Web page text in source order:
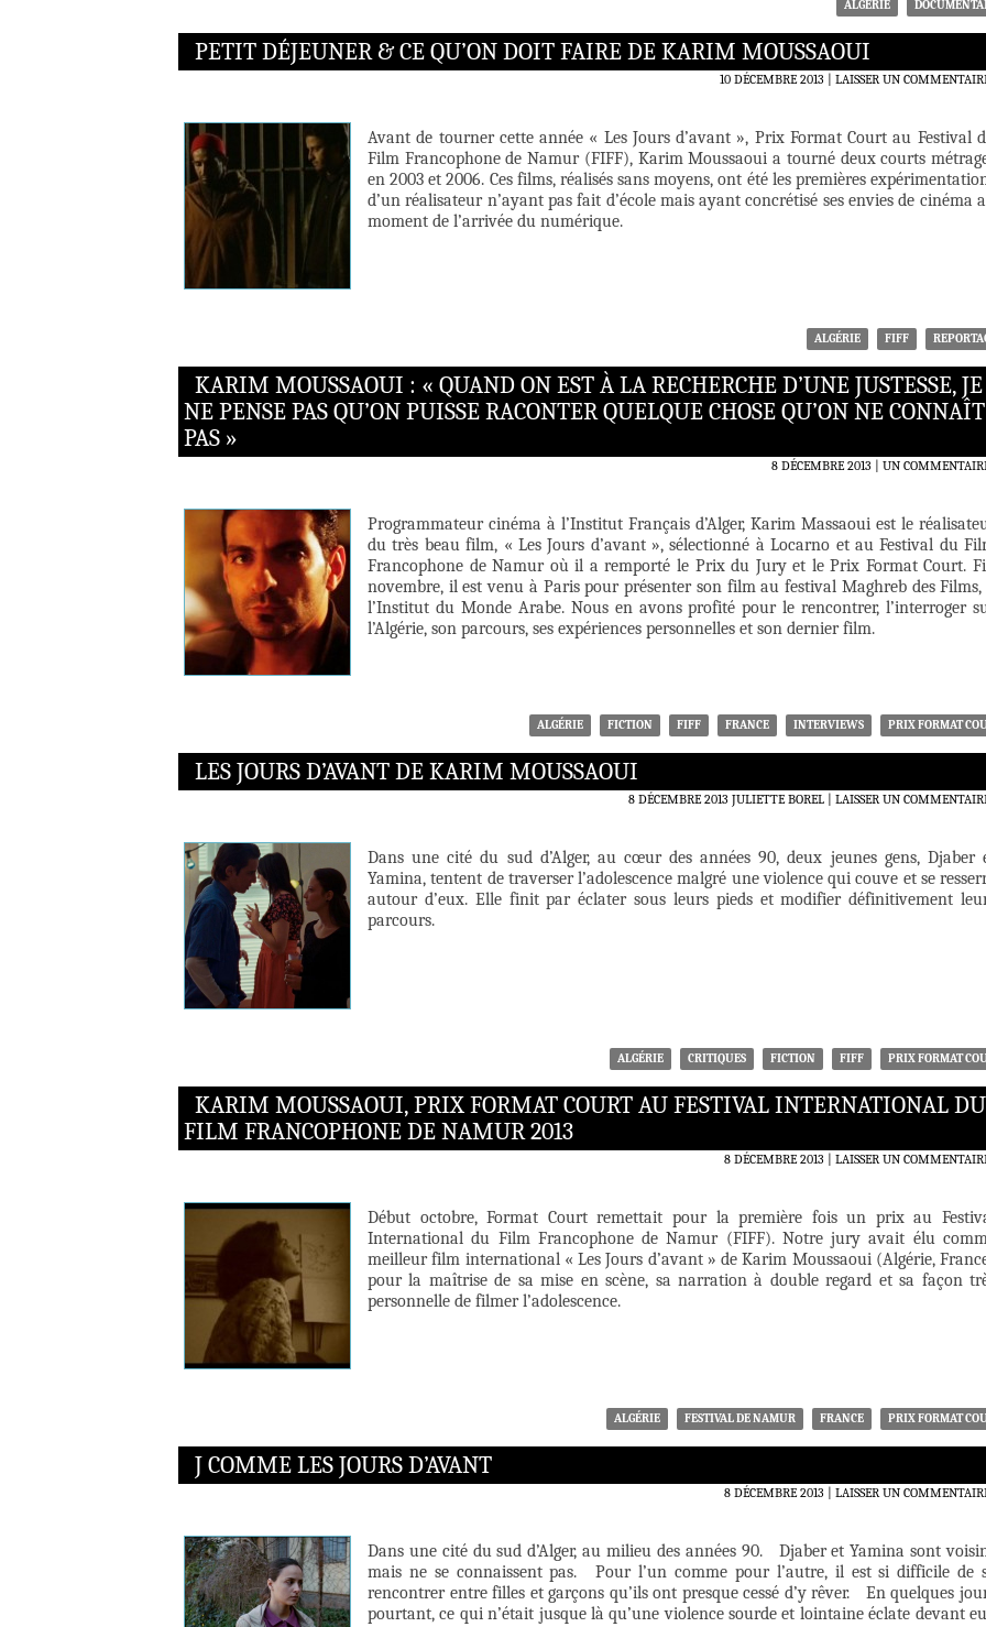
ALGÉRIE
PETIT DÉJEUNER & CE QU’ON DOIT FAIRE DE KARIM MOUSSAOUI
10 DÉCEMBRE 2013 LAISSER UN
Avant de tourner cette année « Les Jours d’avant », Prix Format Court au Festival
Film Francophone de Namur (FIFF), Karim Moussaoui a tourné deux courts
en 2003 et 2006. Ces films, réalisés sans moyens, ont été les premières
d’un réalisateur n’ayant pas fait d’école mais ayant concrétisé ses envies de cinéma
moment de l’arrivée du numérique.
ALGÉRIE FIFF
KARIM MOUSSAOUI : « QUAND ON EST À LA RECHERCHE D’UNE JUSTESSE, JE
NE PENSE PAS QU’ON PUISSE RACONTER QUELQUE CHOSE QU’ON NE CONNAÎT
PAS »
8 DÉCEMBRE 2013 UN
Programmateur cinéma à l’Institut Français d’Alger, Karim Massaoui est le
du très beau film, « Les Jours d’avant », sélectionné à Locarno et au Festival du
Francophone de Namur où il a remporté le Prix du Jury et le Prix Format Court.
novembre, il est venu à Paris pour présenter son film au festival Maghreb des Films,
l’Institut du Monde Arabe. Nous en avons profité pour le rencontrer, l’interroger
l’Algérie, son parcours, ses expériences personnelles et son dernier film.
ALGÉRIE FICTION FIFF FRANCE INTERVIEWS PRIX FORMAT
LES JOURS D’AVANT DE KARIM MOUSSAOUI
8 DÉCEMBRE 2013 JULIETTE BOREL LAISSER UN
Dans une cité du sud d’Alger, au cœur des années 90, deux jeunes gens, Djaber
Yamina, tentent de traverser l’adolescence malgré une violence qui couve et se
autour d’eux. Elle finit par éclater sous leurs pieds et modifier définitivement
parcours.
ALGÉRIE CRITIQUES FICTION FIFF PRIX FORMAT
KARIM MOUSSAOUI, PRIX FORMAT COURT AU FESTIVAL INTERNATIONAL DU
FILM FRANCOPHONE DE NAMUR 2013
8 DÉCEMBRE 2013 LAISSER UN
Début octobre, Format Court remettait pour la première fois un prix au
International du Film Francophone de Namur (FIFF). Notre jury avait élu
meilleur film international « Les Jours d’avant » de Karim Moussaoui (Algérie,
pour la maîtrise de sa mise en scène, sa narration à double regard et sa façon
personnelle de filmer l’adolescence.
ALGÉRIE FESTIVAL DE NAMUR FRANCE PRIX FORMAT
J COMME LES JOURS D’AVANT
8 DÉCEMBRE 2013 LAISSER UN
Dans une cité du sud d’Alger, au milieu des années 90. Djaber et Yamina sont
mais ne se connaissent pas. Pour l’un comme pour l’autre, il est si difficile de
rencontrer entre filles et garçons qu’ils ont presque cessé d’y rêver. En quelques
pourtant, ce qui n’était jusque là qu’une violence sourde et lointaine éclate devant